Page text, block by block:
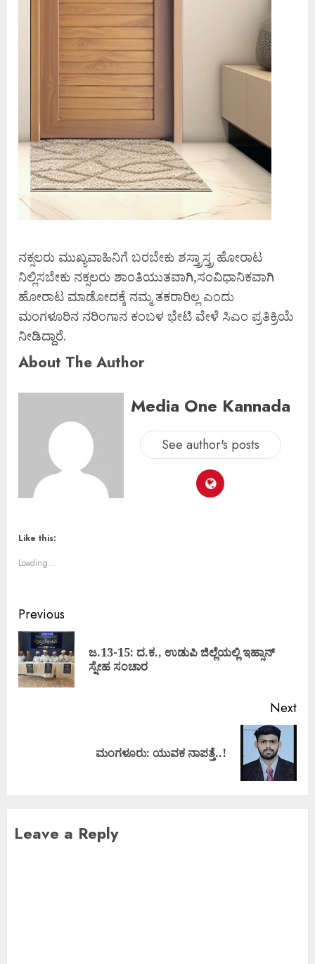
ನಕ್ಸಲರು ಮುಖ್ಯವಾಹಿನಿಗೆ ಬರಬೇಕು ಶಸ್ತ್ರಾಸ್ತ್ರ ಹೋರಾಟ
ನಿಲ್ಲಿಸಬೇಕು ನಕ್ಸಲರು ಶಾಂತಿಯುತವಾಗಿ,ಸಂವಿಧಾನಿಕವಾಗಿ
ಹೋರಾಟ ಮಾಡೋದಕ್ಕೆ ನಮ್ಮ ತಕರಾರಿಲ್ಲ ಎಂದು
ಮಂಗಳೂರಿನ ನರಿಂಗಾನ ಕಂಬಳ ಭೇಟಿ ವೇಳೆ ಸಿಎಂ ಪ್ರತಿಕ್ರಿಯೆ
ನೀಡಿದ್ದಾರೆ.
About The Author
Media One Kannada
See author's posts
Like this:
Loading...
Previous
ಜ.13-15: ದ.ಕ., ಉಡುಪಿ ಜಿಲ್ಲೆಯಲ್ಲಿ ಇಹ್ಸಾನ್
ಸ್ನೇಹ ಸಂಚಾರ
Next
ಮಂಗಳೂರು: ಯುವಕ ನಾಪತ್ತೆ..!
Leave a Reply